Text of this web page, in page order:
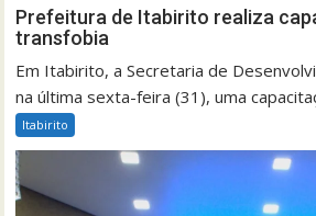
Prefeitura de Itabirito realiza
transfobia
Em Itabirito, a Secretaria de
na última sexta-feira (31), uma
Itabirito